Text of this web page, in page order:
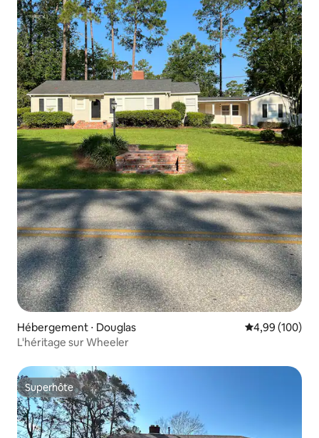
Hébergement ⋅ Douglas Évaluation
4,99 (100)
L'héritage sur Wheeler
Superhôte
Superhôte